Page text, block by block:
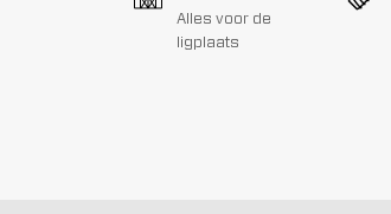
Alles voor de
ligplaats